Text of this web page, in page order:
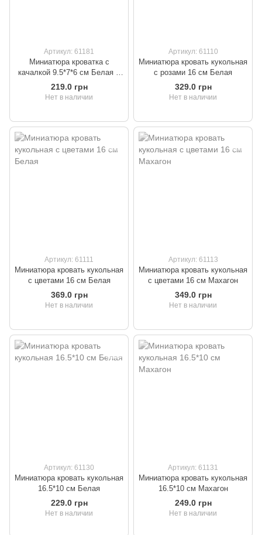
Артикул: 61181
Миниатюра кроватка с
качалкой 9.5*7*6 см Белая с
голубым
219.0 грн
Нет в наличии
Артикул: 61110
Миниатюра кровать кукольная
с розами 16 см Белая
329.0 грн
Нет в наличии
Артикул: 61111
Миниатюра кровать кукольная
с цветами 16 см Белая
369.0 грн
Нет в наличии
Артикул: 61113
Миниатюра кровать кукольная
с цветами 16 см Махагон
349.0 грн
Нет в наличии
Артикул: 61130
Миниатюра кровать кукольная
16.5*10 см Белая
229.0 грн
Нет в наличии
Артикул: 61131
Миниатюра кровать кукольная
16.5*10 см Махагон
249.0 грн
Нет в наличии